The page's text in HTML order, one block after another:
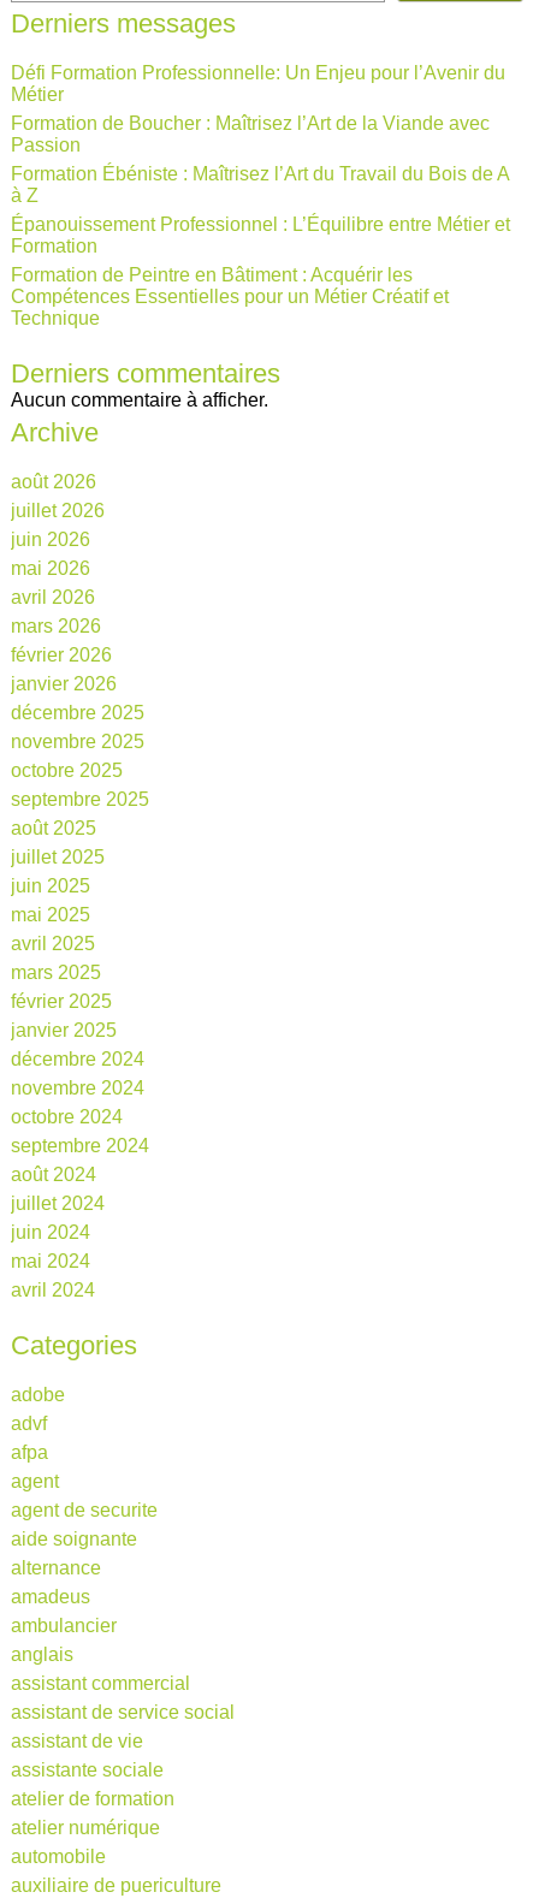
Derniers messages
Défi Formation Professionnelle: Un Enjeu pour l’Avenir du
Métier
Formation de Boucher : Maîtrisez l’Art de la Viande avec
Passion
Formation Ébéniste : Maîtrisez l’Art du Travail du Bois de A
à Z
Épanouissement Professionnel : L’Équilibre entre Métier et
Formation
Formation de Peintre en Bâtiment : Acquérir les
Compétences Essentielles pour un Métier Créatif et
Technique
Derniers commentaires
Aucun commentaire à afficher.
Archive
août 2026
juillet 2026
juin 2026
mai 2026
avril 2026
mars 2026
février 2026
janvier 2026
décembre 2025
novembre 2025
octobre 2025
septembre 2025
août 2025
juillet 2025
juin 2025
mai 2025
avril 2025
mars 2025
février 2025
janvier 2025
décembre 2024
novembre 2024
octobre 2024
septembre 2024
août 2024
juillet 2024
juin 2024
mai 2024
avril 2024
Categories
adobe
advf
afpa
agent
agent de securite
aide soignante
alternance
amadeus
ambulancier
anglais
assistant commercial
assistant de service social
assistant de vie
assistante sociale
atelier de formation
atelier numérique
automobile
auxiliaire de puericulture